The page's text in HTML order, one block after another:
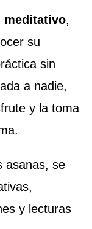
meditativo,
su
sin
a nadie,
y la toma
asanas, se
y lecturas